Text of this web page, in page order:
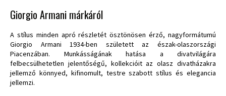
Giorgio Armani márkáról
A stílus minden apró részletét ösztönösen érző, nagyformátumú
Giorgio Armani 1934-ben született az észak-olaszországi
Piacenzában. Munkásságának hatása a divatvilágára
felbecsülhetetlen jelentőségű, kollekcióit az olasz divatházakra
jellemző könnyed, kifinomult, testre szabott stílus és elegancia
jellemzi.